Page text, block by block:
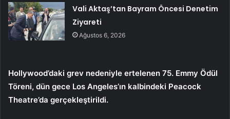
Vali Aktaş’tan Bayram Öncesi Denetim
Ziyareti
Ağustos 6, 2026
Hollywood’daki grev nedeniyle ertelenen 75. Emmy Ödül
Töreni, dün gece Los Angeles’ın kalbindeki Peacock
Theatre’da gerçekleştirildi.